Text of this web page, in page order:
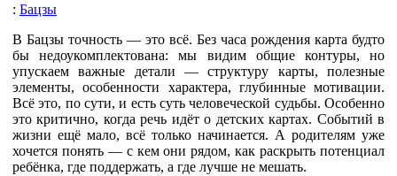
: Бацзы
В Бацзы точность — это всё. Без часа рождения карта будто
бы недоукомплектована: мы видим общие контуры, но
упускаем важные детали — структуру карты, полезные
элементы, особенности характера, глубинные мотивации.
Всё это, по сути, и есть суть человеческой судьбы. Особенно
это критично, когда речь идёт о детских картах. Событий в
жизни ещё мало, всё только начинается. А родителям уже
хочется понять — с кем они рядом, как раскрыть потенциал
ребёнка, где поддержать, а где лучше не мешать.